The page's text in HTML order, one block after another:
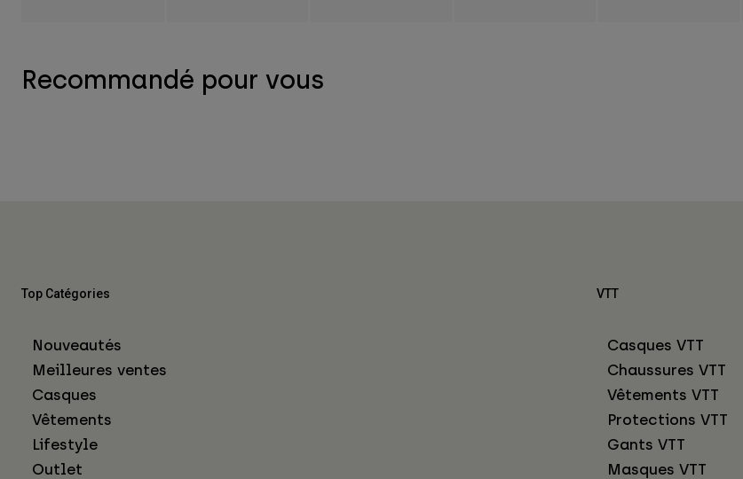
Recommandé pour vous
Top Catégories
Nouveautés
Meilleures ventes
Casques
Vêtements
Lifestyle
Outlet
VTT
Casques VTT
Chaussures VTT
Vêtements VTT
Protections VTT
Gants VTT
Masques VTT